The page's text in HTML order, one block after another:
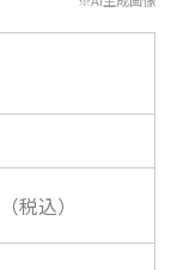
（税込）